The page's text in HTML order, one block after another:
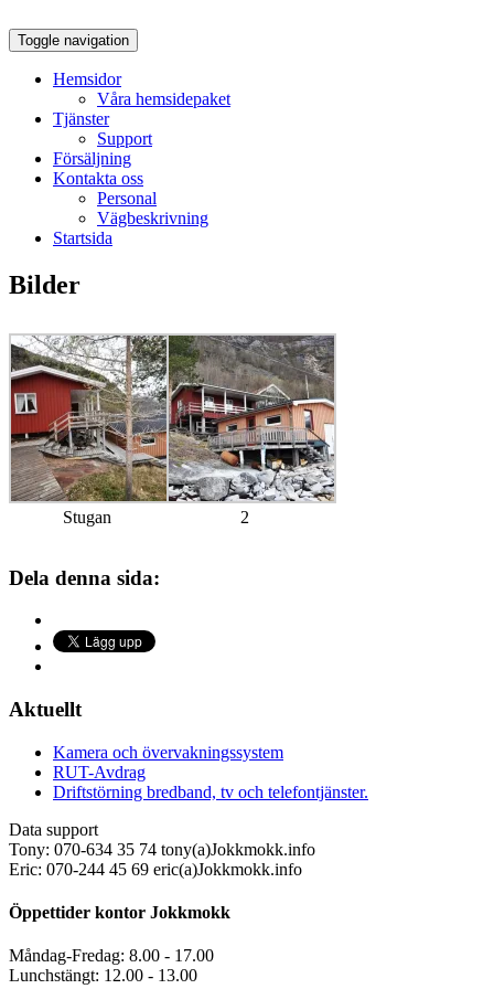
Jokkmokks It-Center
Din lokala it-leverantör
Toggle navigation
Hemsidor
Våra hemsidepaket
Tjänster
Support
Försäljning
Kontakta oss
Personal
Vägbeskrivning
Startsida
Bilder
Stugan 2
Dela denna sida:
Aktuellt
Kamera och övervakningssystem
RUT-Avdrag
Driftstörning bredband, tv och telefontjänster.
Data support
Tony: 070-634 35 74 tony(a)Jokkmokk.info
Eric: 070-244 45 69 eric(a)Jokkmokk.info
Öppettider kontor Jokkmokk
Måndag-Fredag: 8.00 - 17.00
Lunchstängt: 12.00 - 13.00